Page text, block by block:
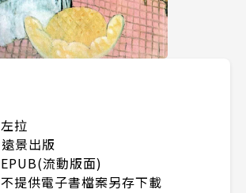
左拉
遠景出版
EPUB(流動版面)
不提供電子書檔案另存下載